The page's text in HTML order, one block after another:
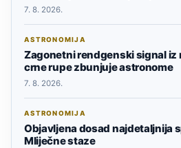
7. 8. 2026.
ASTRONOMIJA
Zagonetni rendgenski signal iz
crne rupe zbunjuje astronome
7. 8. 2026.
ASTRONOMIJA
Objavljena dosad najdetaljnija
Mliječne staze